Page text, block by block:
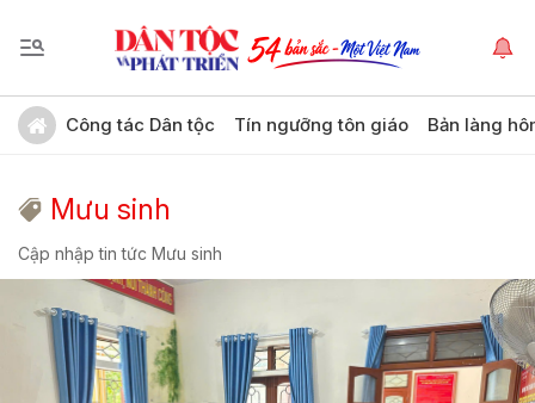
Công tác Dân tộc Tín ngưỡng tôn giáo Bản làng
Mưu sinh
Cập nhập tin tức Mưu sinh